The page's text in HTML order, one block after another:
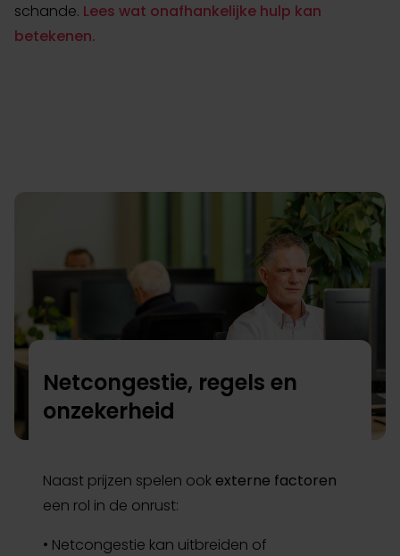
schande. Lees wat onafhankelijke hulp kan
betekenen.
Netcongestie, regels en
onzekerheid
Naast prijzen spelen ook externe factoren
een rol in de onrust:
• Netcongestie kan uitbreiden of